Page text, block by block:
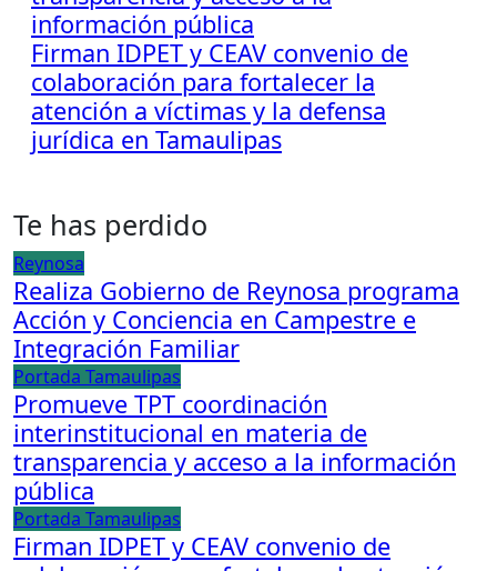
información pública
Firman IDPET y CEAV convenio de
colaboración para fortalecer la
atención a víctimas y la defensa
jurídica en Tamaulipas
Te has perdido
Reynosa
Realiza Gobierno de Reynosa programa
Acción y Conciencia en Campestre e
Integración Familiar
Portada Tamaulipas
Promueve TPT coordinación
interinstitucional en materia de
transparencia y acceso a la información
pública
Portada Tamaulipas
Firman IDPET y CEAV convenio de